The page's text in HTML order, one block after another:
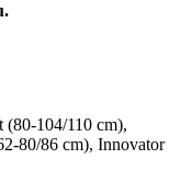
(80-104/110 cm),
80/86 cm), Innovator